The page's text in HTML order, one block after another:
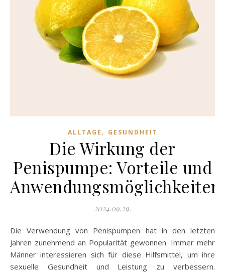
ALLTAGE , GESUNDHEIT
Die Wirkung der
Penispumpe: Vorteile und
Anwendungsmöglichkeiten
2024.09.29.
Die Verwendung von Penispumpen hat in den letzten
Jahren zunehmend an Popularität gewonnen. Immer mehr
Männer interessieren sich für diese Hilfsmittel, um ihre
sexuelle Gesundheit und Leistung zu verbessern.